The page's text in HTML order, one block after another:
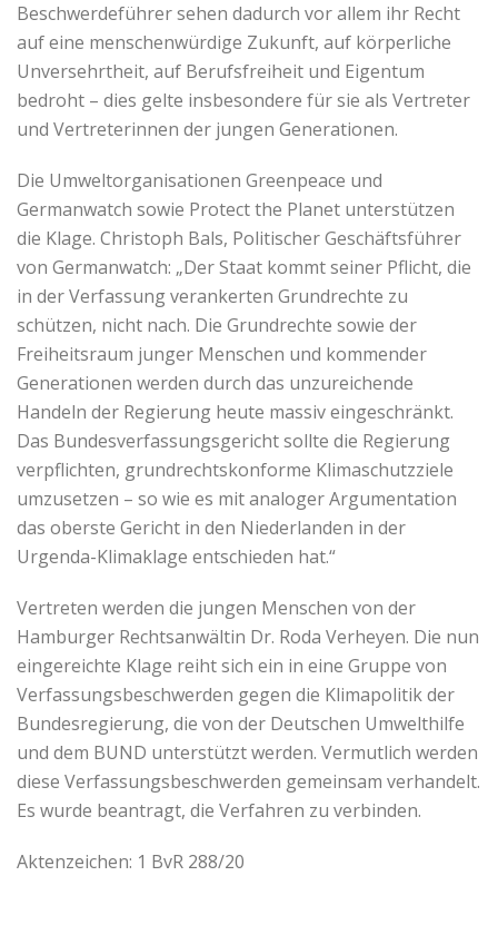
Beschwerdeführer sehen dadurch vor allem ihr Recht
auf eine menschenwürdige Zukunft, auf körperliche
Unversehrtheit, auf Berufsfreiheit und Eigentum
bedroht – dies gelte insbesondere für sie als Vertreter
und Vertreterinnen der jungen Generationen.
Die Umweltorganisationen Greenpeace und
Germanwatch sowie Protect the Planet unterstützen
die Klage. Christoph Bals, Politischer Geschäftsführer
von Germanwatch: „Der Staat kommt seiner Pflicht, die
in der Verfassung verankerten Grundrechte zu
schützen, nicht nach. Die Grundrechte sowie der
Freiheitsraum junger Menschen und kommender
Generationen werden durch das unzureichende
Handeln der Regierung heute massiv eingeschränkt.
Das Bundesverfassungsgericht sollte die Regierung
verpflichten, grundrechtskonforme Klimaschutzziele
umzusetzen – so wie es mit analoger Argumentation
das oberste Gericht in den Niederlanden in der
Urgenda-Klimaklage entschieden hat.“
Vertreten werden die jungen Menschen von der
Hamburger Rechtsanwältin Dr. Roda Verheyen. Die nun
eingereichte Klage reiht sich ein in eine Gruppe von
Verfassungsbeschwerden gegen die Klimapolitik der
Bundesregierung, die von der Deutschen Umwelthilfe
und dem BUND unterstützt werden. Vermutlich werden
diese Verfassungsbeschwerden gemeinsam verhandelt.
Es wurde beantragt, die Verfahren zu verbinden.
Aktenzeichen: 1 BvR 288/20